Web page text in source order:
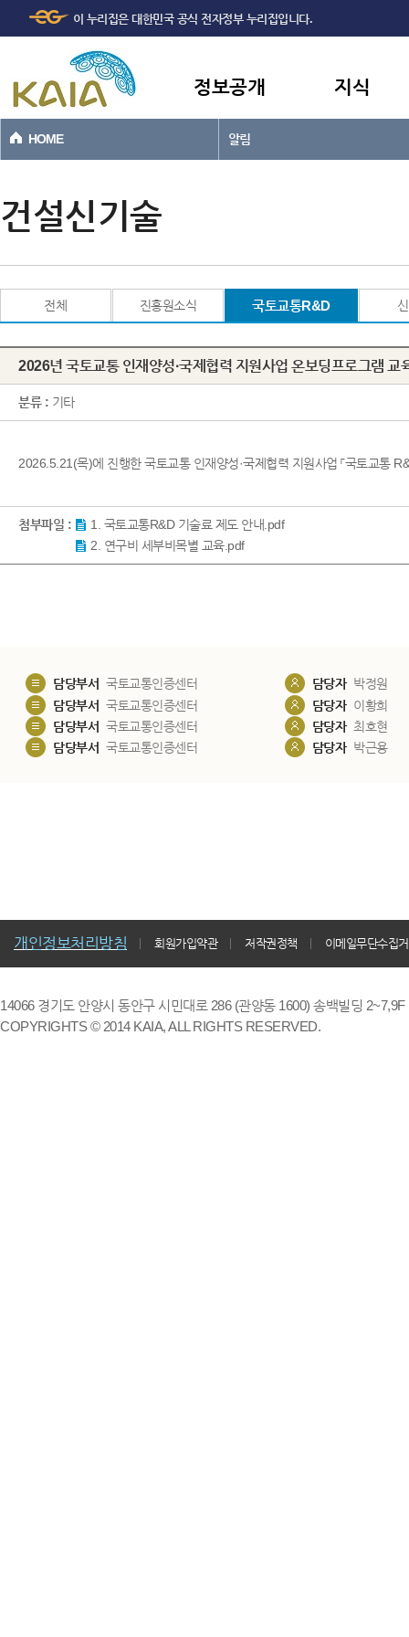
본문바로가기
이 누리집은 대한민국 공식 전자정부 누리집입니다.
정보공개 지식
HOME 알림
건설신기술
전체 진흥원소식 국토교통R&D
2026년 국토교통 인재양성·국제협력 지원사업 온보딩프로그램 교
분류 : 기타
2026.5.21(목)에 진행한 국토교통 인재양성·국제협력 지원사업 「국토교통
첨부파일 :
1. 국토교통R&D 기술료 제도 안내.pdf
2. 연구비 세부비목별 교육.pdf
담당부서 국토교통인증센터 담당자 박정원
담당부서 국토교통인증센터 담당자 이황희
담당부서 국토교통인증센터 담당자 최호현
담당부서 국토교통인증센터 담당자 박근용
개인정보처리방침 회원가입약관 저작권정책 이메일무단수집
14066 경기도 안양시 동안구 시민대로 286 (관양동 1600) 송백빌딩
COPYRIGHTS © 2014 KAIA, ALL RIGHTS RESERVED.